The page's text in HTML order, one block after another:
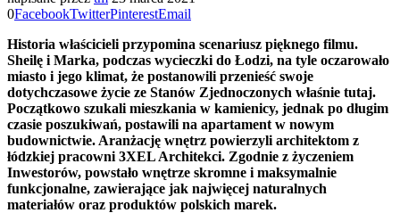
0FacebookTwitterPinterestEmail
Historia właścicieli przypomina scenariusz pięknego filmu.
Sheilę i Marka, podczas wycieczki do Łodzi, na tyle oczarowało
miasto i jego klimat, że postanowili przenieść swoje
dotychczasowe życie ze Stanów Zjednoczonych właśnie tutaj.
Początkowo szukali mieszkania w kamienicy, jednak po długim
czasie poszukiwań, postawili na apartament w nowym
budownictwie. Aranżację wnętrz powierzyli architektom z
łódzkiej pracowni 3XEL Architekci. Zgodnie z życzeniem
Inwestorów, powstało wnętrze skromne i maksymalnie
funkcjonalne, zawierające jak najwięcej naturalnych
materiałów oraz produktów polskich marek.